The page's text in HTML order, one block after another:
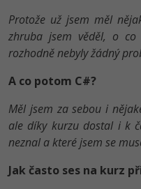
Protože už jsem měl
zhruba jsem věděl, o
rozhodně nebyly žádný
A co potom C#?
Měl jsem za sebou i
ale díky kurzu dostal i k
neznal a které jsem se
Jak často ses na kurz